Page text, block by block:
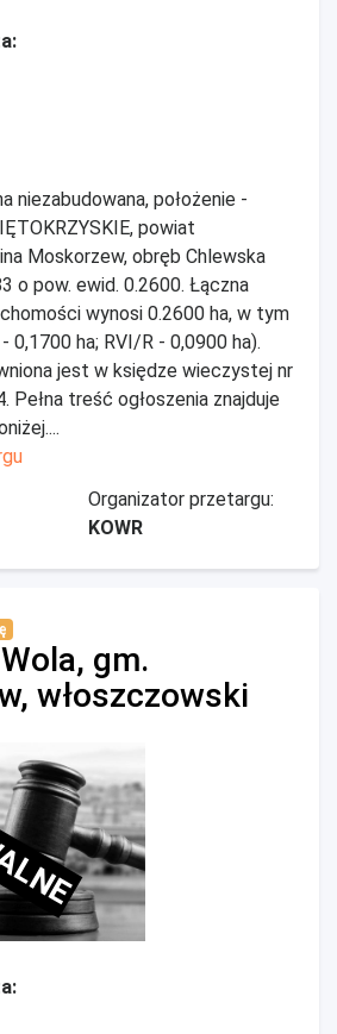
niezabudowana, położenie -
powiat
Moskorzew, obręb Chlewska
o pow. ewid. 0.2600. Łączna
wynosi 0.2600 ha, w tym
0,1700 ha; RVI/R - 0,0900 ha).
jest w księdze wieczystej nr
treść ogłoszenia znajduje
Organizator przetargu:
KOWR
gm.
włoszczowski